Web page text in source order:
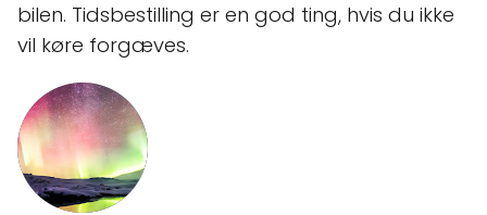
bilen. Tidsbestilling er en god ting, hvis du ikke
vil køre forgæves.